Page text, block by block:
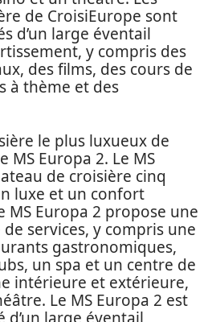
de CroisiEurope sont
d’un large éventail
y compris des
des films, des cours de
à thème et des
le plus luxueux de
MS Europa 2. Le MS
de croisière cinq
luxe et un confort
MS Europa 2 propose une
services, y compris une
gastronomiques,
un spa et un centre de
intérieure et extérieure,
Le MS Europa 2 est